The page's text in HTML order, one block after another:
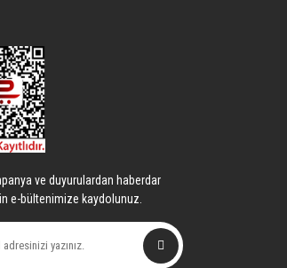
ve duyurulardan haberdar
e-bültenimize kaydolunuz.